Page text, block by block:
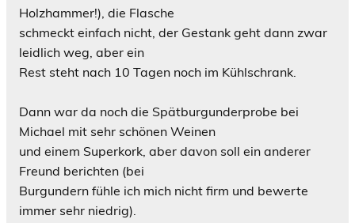
Holzhammer!), die Flasche
schmeckt einfach nicht, der Gestank geht dann zwar
leidlich weg, aber ein
Rest steht nach 10 Tagen noch im Kühlschrank.
Dann war da noch die Spätburgunderprobe bei
Michael mit sehr schönen Weinen
und einem Superkork, aber davon soll ein anderer
Freund berichten (bei
Burgundern fühle ich mich nicht firm und bewerte
immer sehr niedrig).